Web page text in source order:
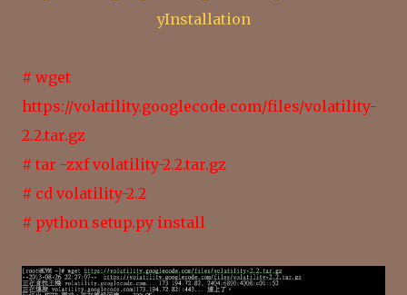
yInstallation
# wget
https://volatility.googlecode.com/files/volatility-
2.2.tar.gz
# tar -zxf volatility-2.2.tar.gz
# cd volatility-2.2
# python setup.py install